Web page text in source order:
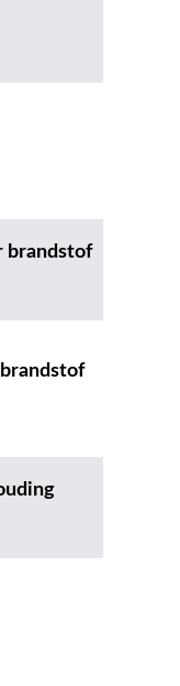
brandstof